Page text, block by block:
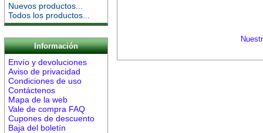
Nuevos productos...
Todos los productos...
Información
Envío y devoluciones
Aviso de privacidad
Condiciones de uso
Contáctenos
Mapa de la web
Vale de compra FAQ
Cupones de descuento
Baja del boletín